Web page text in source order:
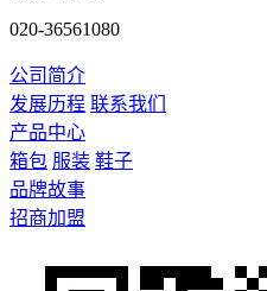
020-36561080
公司简介
发展历程 联系我们
产品中心
箱包 服装 鞋子
品牌故事
招商加盟